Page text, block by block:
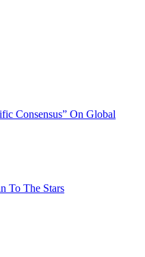
Consensus” On Global
To The Stars